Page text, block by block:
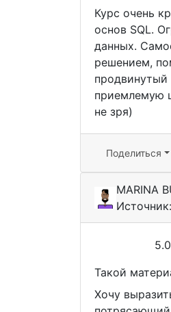
Курс очень
основ SQL.
данных.
решением,
продвинутый
приемлемую
не зря)
Поделиться
MARINA
Источник:
5.0
Такой
Хочу